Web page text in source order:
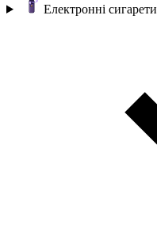
Електронні сигарети